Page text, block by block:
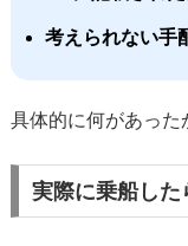
考えられない手
具体的に何があった
実際に乗船した